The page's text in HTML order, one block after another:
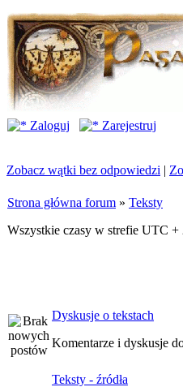
Zaloguj Zarejestruj
Zobacz wątki bez odpowiedzi |
Strona główna forum » Teksty
Wszystkie czasy w strefie UTC +
Dyskusje o tekstach
Komentarze i dyskusje
Teksty - źródła